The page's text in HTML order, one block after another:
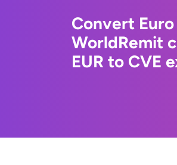
Convert
WorldRemit
EUR to CVE